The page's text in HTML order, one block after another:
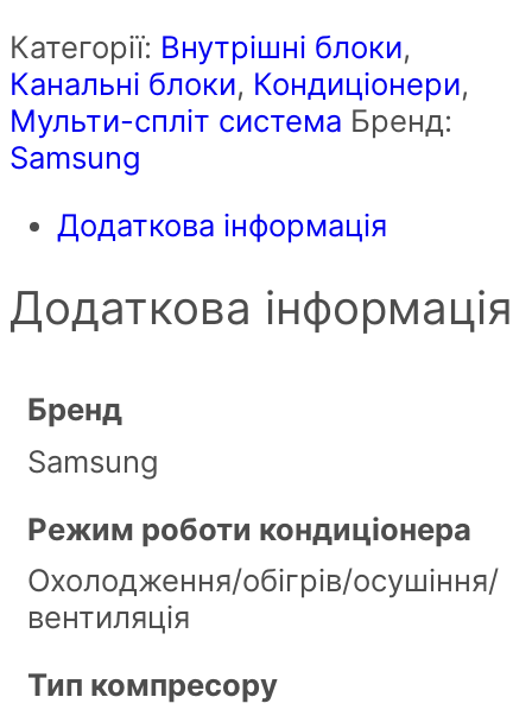
Категорії: Внутрішні блоки,
Канальні блоки, Кондиціонери,
Мульти-спліт система Бренд:
Samsung
Додаткова інформація
Додаткова інформація
Бренд
Samsung
Режим роботи кондиціонера
Охолодження/обігрів/осушіння/
вентиляція
Тип компресору